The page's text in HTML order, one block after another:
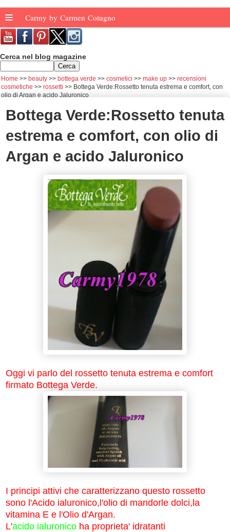
≡ Carmy by Carmen Cotugno
Cerca nel blog magazine
Home beauty bottega verde cosmetici make up
recensioni
cosmetiche
rossetti
Bottega Verde:Rossetto tenuta estrema e comfort, con
olio di Argan e acido Jaluronico
Bottega Verde:Rossetto tenuta
estrema e comfort, con olio di
Argan e acido Jaluronico
Oggi vi parlo del rossetto tenuta estrema e comfort
firmato Bottega Verde.
I principi attivi che caratterizzano questo rossetto
sono l'Acido ialuronico,l'olio di mandorle dolci,la
vitamina E e l'Olio d'Argan.
L'acido ialuronico ha proprieta' idratanti